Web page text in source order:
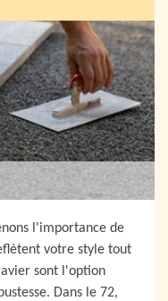
l'importance de
votre style tout
sont l'option
Dans le 72,